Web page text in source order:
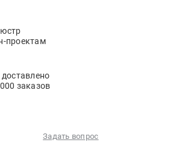
проектам
заказов
Задать вопрос